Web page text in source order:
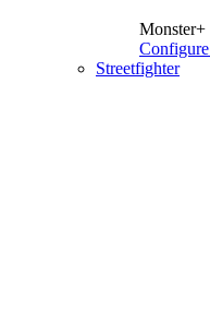
Monster+
Configure
Streetfighter